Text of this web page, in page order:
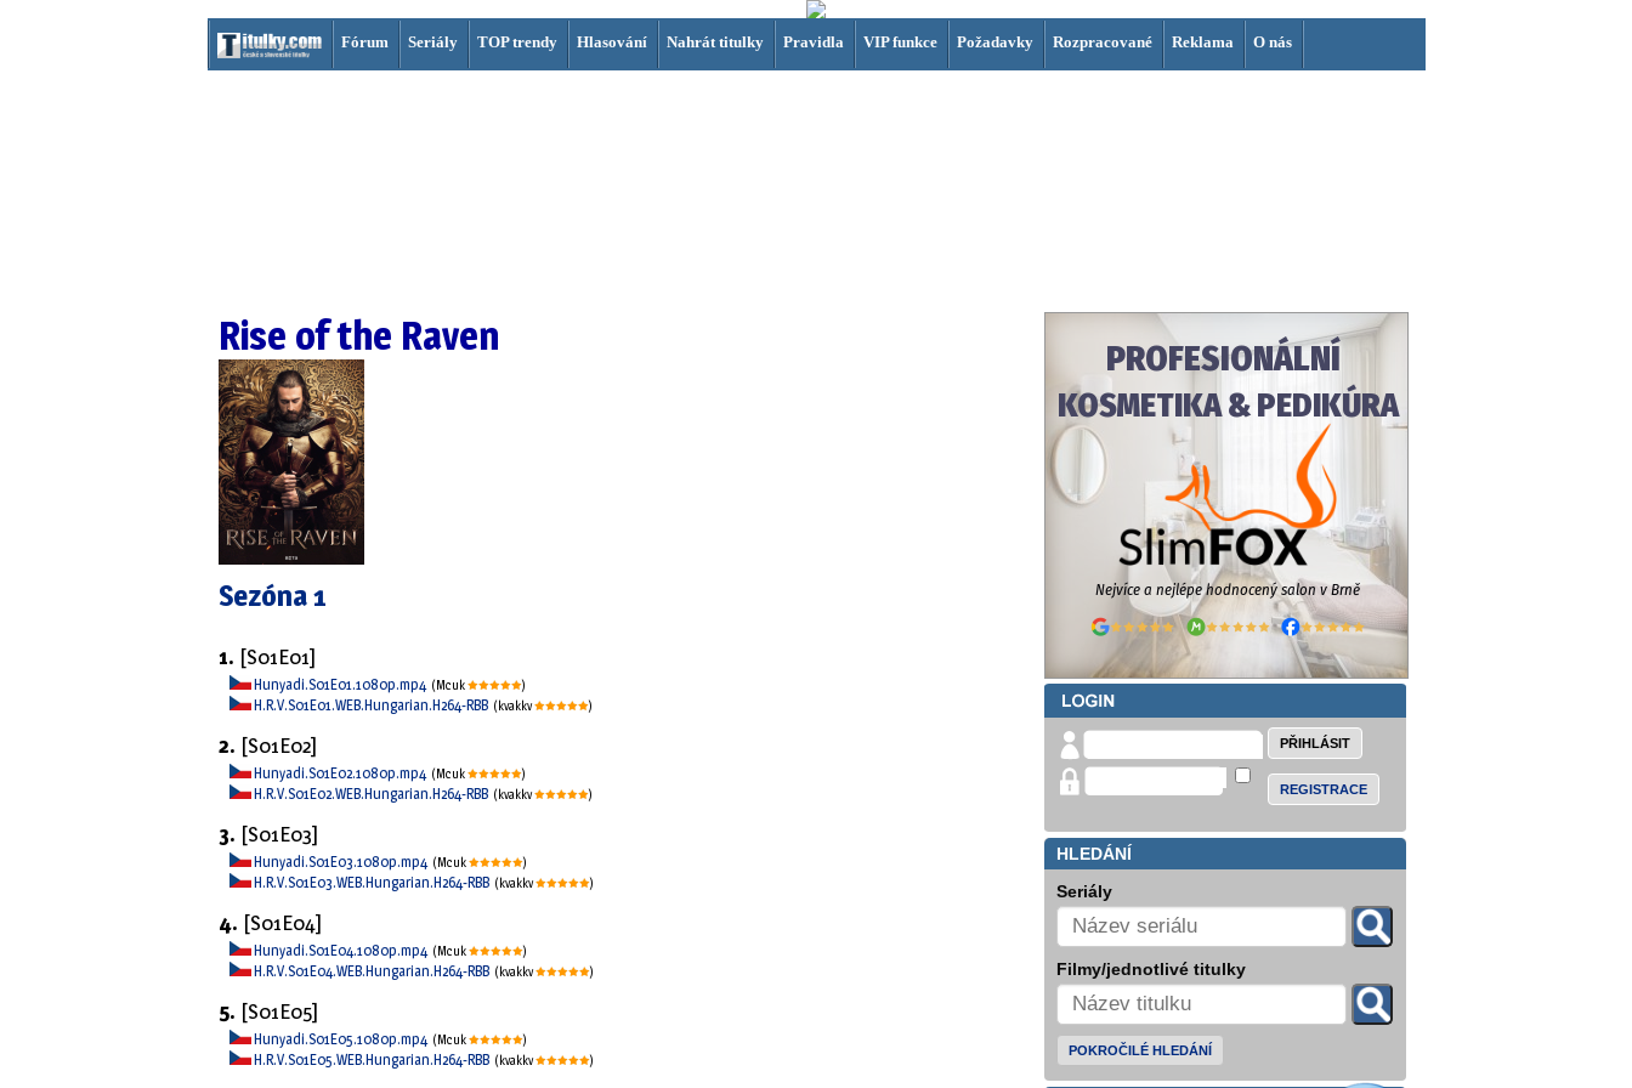
Fórum Seriály TOP trendy Hlasování Nahrát titulky Pravidla VIP funkce Požadavky Rozpracované Reklama O nás
Rise of the Raven
Sezóna 1
1. [S01E01]
Hunyadi.S01E01.1080p.mp4 (Mcuk )
H.R.V.S01E01.WEB.Hungarian.H264-RBB (kvakkv )
2. [S01E02]
Hunyadi.S01E02.1080p.mp4 (Mcuk )
H.R.V.S01E02.WEB.Hungarian.H264-RBB (kvakkv )
3. [S01E03]
Hunyadi.S01E03.1080p.mp4 (Mcuk )
H.R.V.S01E03.WEB.Hungarian.H264-RBB (kvakkv )
4. [S01E04]
Hunyadi.S01E04.1080p.mp4 (Mcuk )
H.R.V.S01E04.WEB.Hungarian.H264-RBB (kvakkv )
5. [S01E05]
Hunyadi.S01E05.1080p.mp4 (Mcuk )
H.R.V.S01E05.WEB.Hungarian.H264-RBB (kvakkv )
REGISTRACE
HLEDÁNÍ
Seriály
Filmy/jednotlivé titulky
POKROČILÉ HLEDÁNÍ